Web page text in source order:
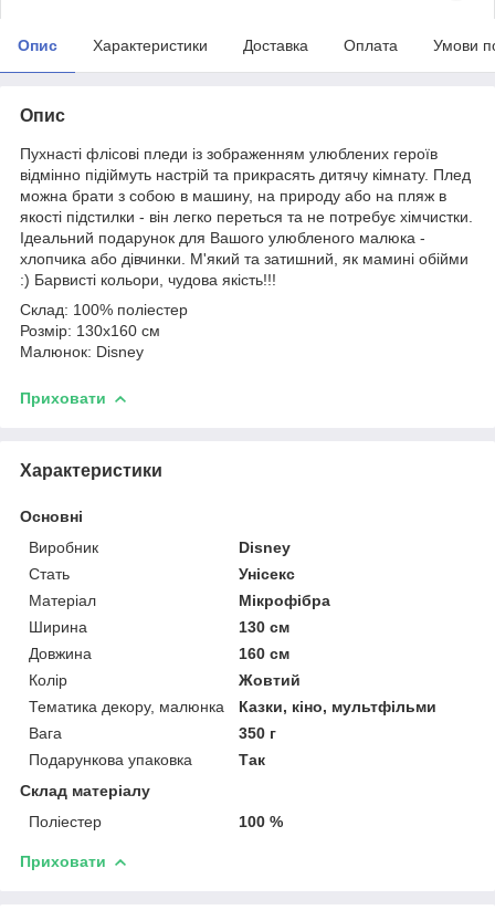
Опис Характеристики Доставка Оплата Умови
Опис
Пухнасті флісові пледи із зображенням улюблених героїв
відмінно підіймуть настрій та прикрасять дитячу кімнату. Плед
можна брати з собою в машину, на природу або на пляж в
якості підстилки - він легко переться та не потребує хімчистки.
Ідеальний подарунок для Вашого улюбленого малюка -
хлопчика або дівчинки. М'який та затишний, як мамині обійми
:) Барвисті кольори, чудова якість!!!
Склад: 100% поліестер
Розмір: 130х160 см
Малюнок: Disney
Приховати
Характеристики
Основні
Виробник
Disney
Стать
Унісекс
Матеріал
Мікрофібра
Ширина
130 см
Довжина
160 см
Колір
Жовтий
Тематика декору, малюнка
Казки, кіно, мультфільми
Вага
350 г
Подарункова упаковка
Так
Склад матеріалу
Поліестер
100 %
Приховати